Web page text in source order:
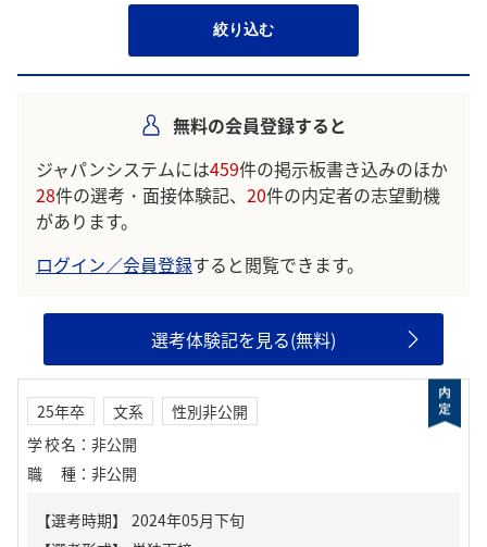
絞り込む
無料の会員登録すると
ジャパンシステムには459件の掲示板書き込みのほか
28件の選考・面接体験記、 20件の内定者の志望動機
があります。
ログイン／会員登録すると閲覧できます。
選考体験記を見る(無料)
25年卒 文系
性別非公開
学校名 ： 非公開
職種 ： 非公開